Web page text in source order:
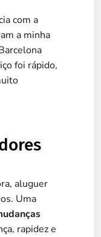
com a
a minha
foi rápido,
aluguer
Uma
rapidez e